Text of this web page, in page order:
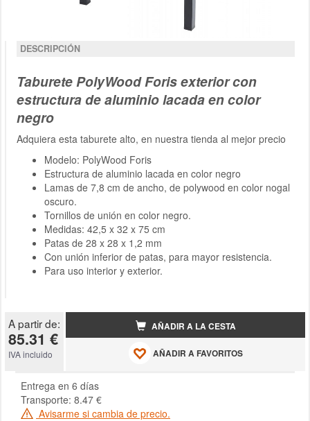
DESCRIPCIÓN
Taburete PolyWood Foris exterior con
estructura de aluminio lacada en color
negro
Adquiera esta taburete alto, en nuestra tienda al mejor precio
Modelo: PolyWood Foris
Estructura de aluminio lacada en color negro
Lamas de 7,8 cm de ancho, de polywood en color nogal
oscuro.
Tornillos de unión en color negro.
Medidas: 42,5 x 32 x 75 cm
Patas de 28 x 28 x 1,2 mm
Con unión inferior de patas, para mayor resistencia.
Para uso interior y exterior.
A partir de:
85.31 €
IVA incluido
AÑADIR A LA CESTA
AÑADIR A FAVORITOS
Entrega en 6 días
Transporte: 8.47 €
Avisarme si cambia de precio.